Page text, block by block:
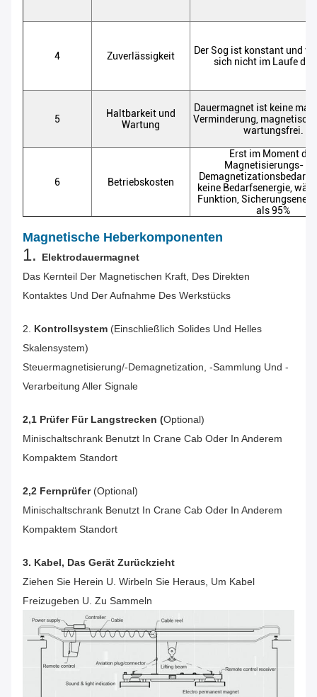
4 Zuverlässigkeit
Der Sog ist konstant und
sich nicht im Laufe der
5
Haltbarkeit und
Wartung
Dauermagnet ist keine
Verminderung,
wartungsfrei.
6 Betriebskosten
Erst im Moment des
Magnetisierungs-
keine Bedarfsenergie,
Funktion,
als 95%
Magnetische Heberkomponenten
1.
Elektrodauermagnet
Das Kernteil Der Magnetischen Kraft, Des Direkten
Kontaktes Und Der Aufnahme Des Werkstücks
2. Kontrollsystem (einschließlich Solides Und Helles
Skalensystem)
Steuermagnetisierung/-Demagnetization, -sammlung Und -
Verarbeitung Aller Signale
2,1 Prüfer Für Langstrecken (Optional)
Minischaltschrank Benutzt In Crane Cab Oder In Anderem
Kompaktem Standort
2,2 Fernprüfer(optional)
Minischaltschrank Benutzt In Crane Cab Oder In Anderem
Kompaktem Standort
3. Kabel, Das Gerät Zurückzieht
Ziehen Sie Herein U. Wirbeln Sie Heraus, Um Kabel
Freizugeben U. Zu Sammeln